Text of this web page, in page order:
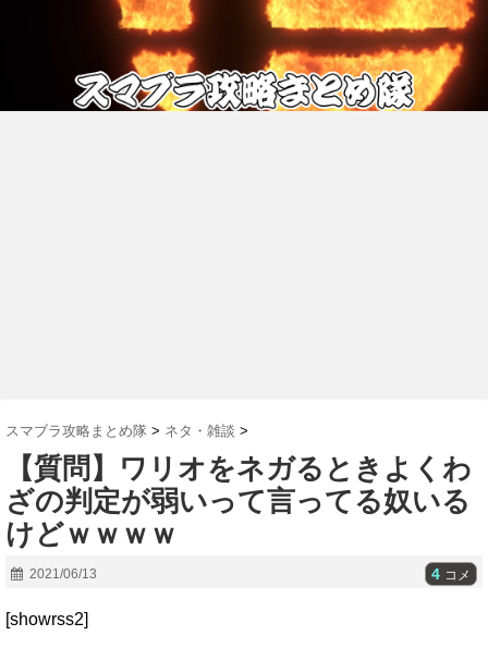
スマブラ攻略まとめ隊 > ネタ・雑談 >
【質問】ワリオをネガるときよくわ
ざの判定が弱いって言ってる奴いる
けどｗｗｗｗ
2021/06/13 4 コメ
[showrss2]